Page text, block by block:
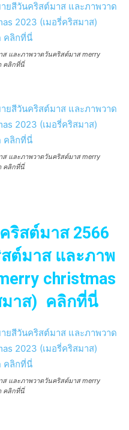
และภาพวาดวันคริสต์มาส merry
คลิกที่นี่
และภาพวาดวันคริสต์มาส merry
คลิกที่นี่
ริสต์มาส 2566
ต์มาส และภาพ
christmas
มาส) คลิกที่นี่
และภาพวาดวันคริสต์มาส merry
คลิกที่นี่